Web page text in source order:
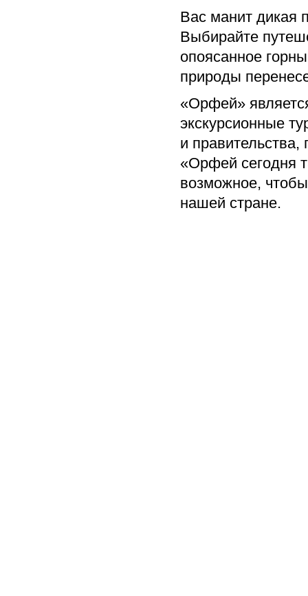
Вас манит дикая
Выбирайте
опоясанное
природы
«Орфей»
экскурсионные
и
«Орфей сегодня
возможное,
нашей стране.